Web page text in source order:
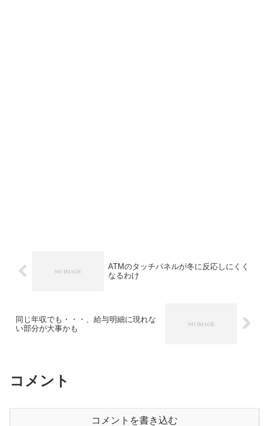
ATMのタッチパネルが冬に反応しにくく
なるわけ
同じ年収でも・・・、給与明細に現れな
い部分が大事かも
コメント
コメントを書き込む